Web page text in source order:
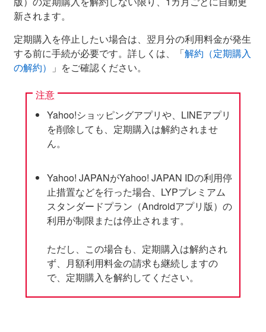
新されます。
定期購入を停止したい場合は、翌月分の利用料金が発生
する前に手続が必要です。詳しくは、「解約（定期購入
の解約）
」をご確認ください。
注意
Yahoo!ショッピングアプリや、LINEアプリ
を削除しても、定期購入は解約されませ
ん。
Yahoo! JAPANがYahoo! JAPAN IDの利用停
止措置などを行った場合、LYPプレミアム
スタンダードプラン（Androidアプリ版）の
利用が制限または停止されます。
ただし、この場合も、定期購入は解約され
ず、月額利用料金の請求も継続しますの
で、定期購入を解約してください。